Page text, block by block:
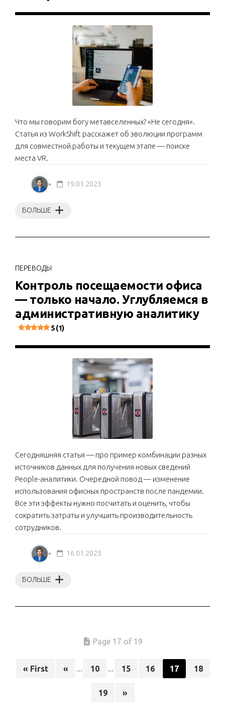
Что мы говорим богу метавселенных? «Не сегодня».
Статья из WorkShift расскажет об эволюции программ
для совместной работы и текущем этапе — поиске
места VR.
БОЛЬШЕ
19.01.2023
ПЕРЕВОДЫ
Контроль посещаемости офиса
— только начало. Углубляемся в
административную аналитику
5 (1)
Сегодняшняя статья — про пример комбинации разных
источников данных для получения новых сведений
People-аналитики. Очередной повод — изменение
использования офисных пространств после пандемии.
Все эти эффекты нужно посчитать и оценить, чтобы
сократить затраты и улучшить производительность
сотрудников.
БОЛЬШЕ
16.01.2023
Page 17 of 19
« First « ... 10 ... 15 16 17 18
19 »